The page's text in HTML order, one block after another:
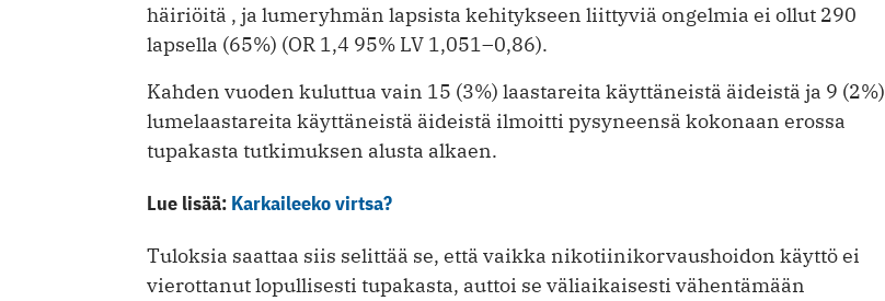
häiriöitä , ja lumeryhmän lapsista kehitykseen liittyviä ongelmia ei ollut 290
lapsella (65%) (OR 1,4 95% LV 1,051–0,86).
Kahden vuoden kuluttua vain 15 (3%) laastareita käyttäneistä äideistä ja 9 (2%)
lumelaastareita käyttäneistä äideistä ilmoitti pysyneensä kokonaan erossa
tupakasta tutkimuksen alusta alkaen.
Lue lisää: Karkaileeko virtsa?
Tuloksia saattaa siis selittää se, että vaikka nikotiinikorvaushoidon käyttö ei
vierottanut lopullisesti tupakasta, auttoi se väliaikaisesti vähentämään